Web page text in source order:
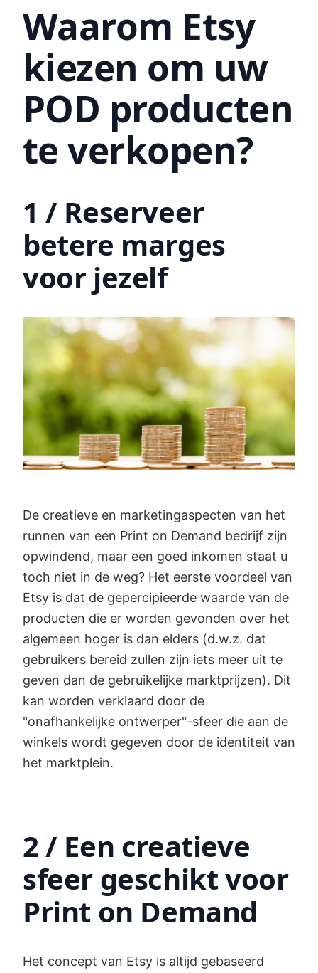
Waarom Etsy
kiezen om uw
POD producten
te verkopen?
1 / Reserveer
betere marges
voor jezelf
De creatieve en marketingaspecten van het
runnen van een Print on Demand bedrijf zijn
opwindend, maar een goed inkomen staat u
toch niet in de weg? Het eerste voordeel van
Etsy is dat de gepercipieerde waarde van de
producten die er worden gevonden over het
algemeen hoger is dan elders (d.w.z. dat
gebruikers bereid zullen zijn iets meer uit te
geven dan de gebruikelijke marktprijzen). Dit
kan worden verklaard door de
"onafhankelijke ontwerper"-sfeer die aan de
winkels wordt gegeven door de identiteit van
het marktplein.
2 / Een creatieve
sfeer geschikt voor
Print on Demand
Het concept van Etsy is altijd gebaseerd